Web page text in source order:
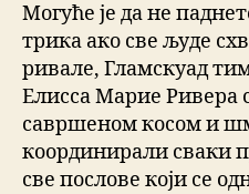
Могуће је да не
трика ако све људе
ривале, Гламскуад
Елисса Марие Ривера
савршеном косом и
координирали сваки
све послове који се